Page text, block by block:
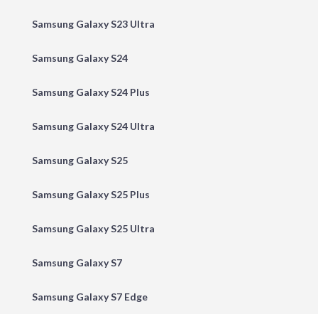
Samsung Galaxy S23 Ultra
Samsung Galaxy S24
Samsung Galaxy S24 Plus
Samsung Galaxy S24 Ultra
Samsung Galaxy S25
Samsung Galaxy S25 Plus
Samsung Galaxy S25 Ultra
Samsung Galaxy S7
Samsung Galaxy S7 Edge